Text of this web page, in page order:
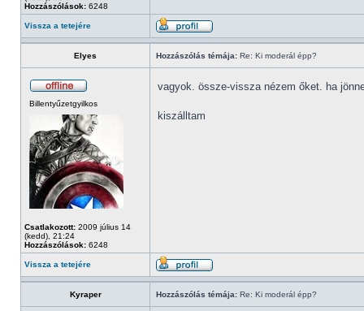
Hozzászólások: 6248
Vissza a tetejére
Elyes Hozzászólás témája: Re: Ki moderál épp?
Billentyűzetgyilkos
Csatlakozott: 2009 július 14
(kedd), 21:24
Hozzászólások: 6248
vagyok. össze-vissza nézem őket. ha
kiszálltam
Vissza a tetejére
Kyraper Hozzászólás témája: Re: Ki moderál épp?